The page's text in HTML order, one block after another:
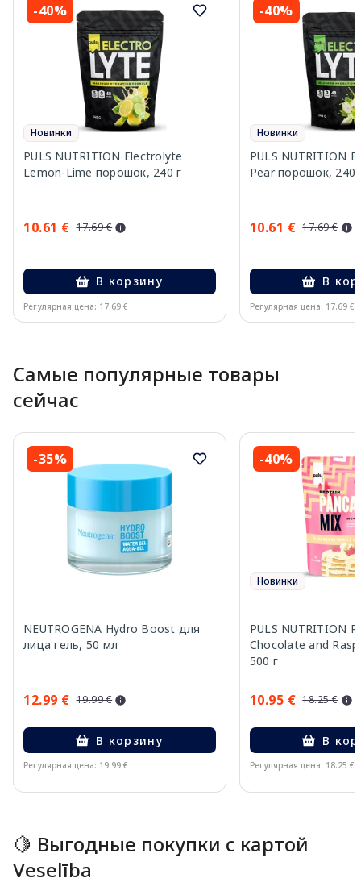
-40%
Новинки
PULS NUTRITION Electrolyte
Lemon-Lime порошок, 240 г
10.61 € 17.69 €
В корзину
Регулярная цена: 17.69 €
-40%
Новинки
PULS NUTRITION
Pear порошок, 240
10.61 € 17.69 €
В
Регулярная цена: 17.69 €
Самые популярные товары
сейчас
-35%
NEUTROGENA Hydro Boost для
лица гель, 50 мл
12.99 € 19.99 €
В корзину
Регулярная цена: 19.99 €
-40%
Новинки
PULS NUTRITION
Chocolate and
500 г
10.95 € 18.25 €
В
Регулярная цена: 18.25 €
🍋 Выгодные покупки с картой
Veselība